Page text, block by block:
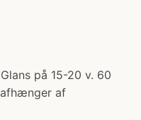
på 15-20 v. 60
afhænger af